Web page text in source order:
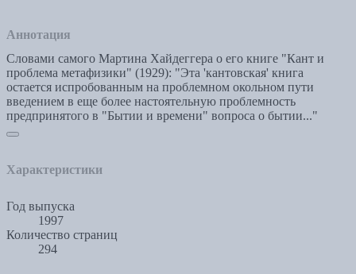
Аннотация
Словами самого Мартина Хайдеггера о его книге "Кант и
проблема метафизики" (1929): "Эта 'кантовская' книга
остается испробованным на проблемном окольном пути
введением в еще более настоятельную проблемность
предпринятого в "Бытии и времени" вопроса о бытии..."
Характеристики
Год выпуска
1997
Количество страниц
294